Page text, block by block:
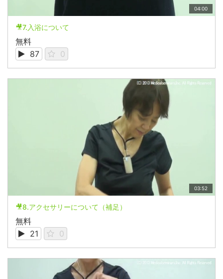
04:00
🎥7.入浴について
無料
87
0
03:52
🎥8.アクセサリーについて（補足）
無料
21
0